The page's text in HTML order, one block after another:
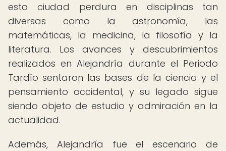
esta ciudad perdura en disciplinas tan
diversas como la astronomía, las
matemáticas, la medicina, la filosofía y la
literatura. Los avances y descubrimientos
realizados en Alejandría durante el Periodo
Tardío sentaron las bases de la ciencia y el
pensamiento occidental, y su legado sigue
siendo objeto de estudio y admiración en la
actualidad.
Además, Alejandría fue el escenario de